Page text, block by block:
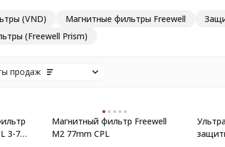
(VND) Магнитные фильтры Freewell
(Freewell Prism)
продаж
3-7
Магнитный фильтр Freewell
M2 77mm CPL